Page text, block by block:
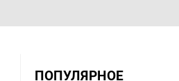
ПОПУЛЯРНОЕ